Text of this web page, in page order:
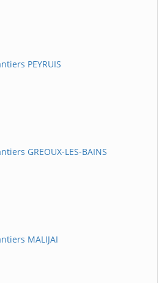
PEYRUIS
GREOUX-LES-BAINS
MALIJAI